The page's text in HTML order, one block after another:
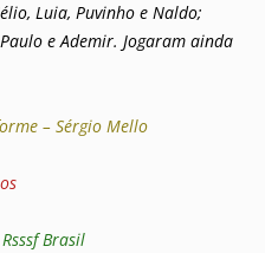
Luia, Puvinho e Naldo;
e Ademir. Jogaram ainda
– Sérgio Mello
Brasil